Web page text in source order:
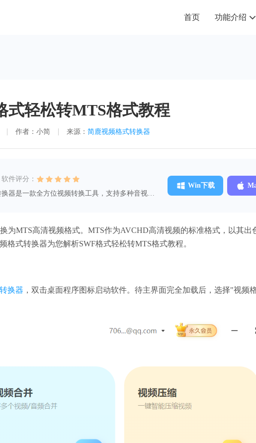
首页 功能介绍
式轻松转MTS格式教程
作者：小简 来源： 简鹿视频格式转换器
软件评分：
器是一款全方位视频转换工具，支持多种音视频
Win下载
为MTS高清视频格式。MTS作为AVCHD高清视频的标准格式，以其出
式转换器为您解析SWF格式轻松转MTS格式教程。
换器 ，双击桌面程序图标启动软件。待主界面完全加载后，选择"视频